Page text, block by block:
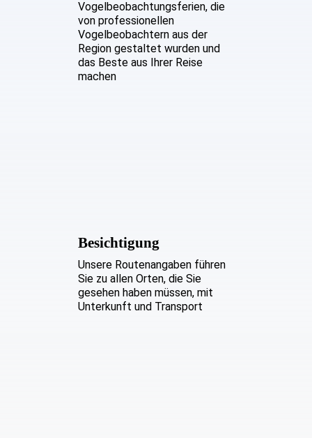
Vogelbeobachtungsferien, die
von professionellen
Vogelbeobachtern aus der
Region gestaltet wurden und
das Beste aus Ihrer Reise
machen
Besichtigung
Unsere Routenangaben führen
Sie zu allen Orten, die Sie
gesehen haben müssen, mit
Unterkunft und Transport